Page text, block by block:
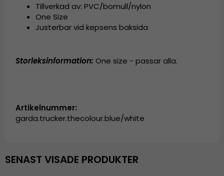
Tillverkad av: PVC/bomull/nylon
One Size
Justerbar vid kepsens baksida
Storleksinformation: One size - passar alla.
Artikelnummer:
garda.trucker.thecolour.blue/white
SENAST VISADE PRODUKTER